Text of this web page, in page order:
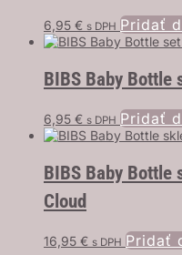
6,95 € s DPH Pridať
BIBS Baby Bottle
6,95 € s DPH Pridať
BIBS Baby
Cloud
16,95 € s DPH Pridať